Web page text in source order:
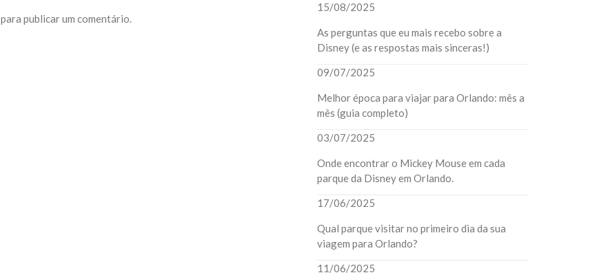
para publicar um comentário.
15/08/2025
As perguntas que eu mais recebo sobre a
Disney (e as respostas mais sinceras!)
09/07/2025
Melhor época para viajar para Orlando: mês a
mês (guia completo)
03/07/2025
Onde encontrar o Mickey Mouse em cada
parque da Disney em Orlando.
17/06/2025
Qual parque visitar no primeiro dia da sua
viagem para Orlando?
11/06/2025